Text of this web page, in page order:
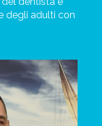
degli adulti con